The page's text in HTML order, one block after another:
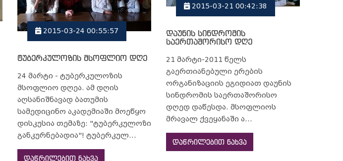
2015-03-24 00:55:57
ტუბერკულოზის მსოფლიო დღე
24 მარტი - ტუბერკულოზის
მსოფლიო დღეა. ამ დღის
აღსანიშნავად ბათუმის
სამედიცინო აკადემიაში მოეწყო
დისკუსია თემაზე: "ტუბერკულოზი
განკურნებადია"! ტუბერკულ...
დაწრილებით ნახვა
2015-03-21 00:42:38
დაუნის სინდრომის
საერთაშორისო დღე
21 მარტი-2011 წელს
გაერთიანებული ერების
ორგანიზაციის ეგიდიათ დაუნის
სინდრომის საერთაშორისო
დღედ დაწესდა. მსოფლიოს
მრავალ ქვეყანაში ა...
დაწრილებით ნახვა